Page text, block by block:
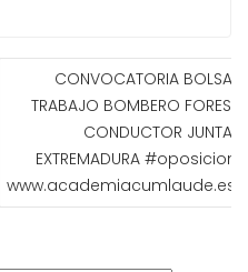
CONVOCATORIA BOLSA
TRABAJO BOMBERO
CONDUCTOR JUNTA
EXTREMADURA
www.academiacumlaude.es